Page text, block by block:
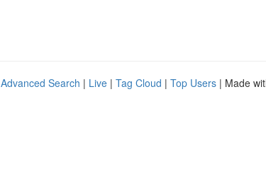
Advanced Search | Live | Tag Cloud | Top Users | Made